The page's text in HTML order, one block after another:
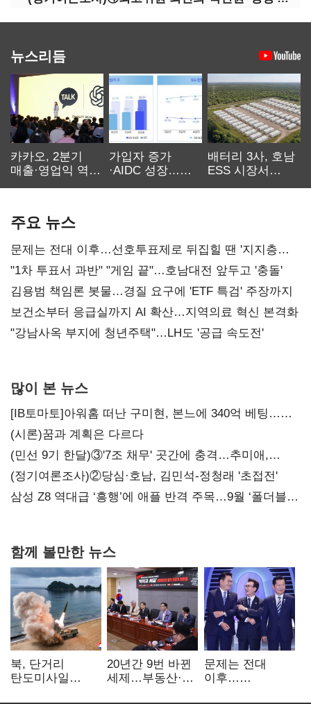
뉴스리듬
카카오, 2분기
매출·영업익 역대
가입자 증가
·AIDC 성장…
배터리 3사, 호남
ESS 시장서
주요 뉴스
문제는 전대 이후…선호투표제로 뒤집힐 땐 '지지층
불복'
"1차 투표서 과반" "게임 끝"…호남대전 앞두고 '충돌'
김용범 책임론 봇물…경질 요구에 'ETF 특검' 주장까지
보건소부터 응급실까지 AI 확산…지역의료 혁신 본격화
"강남사옥 부지에 청년주택"…LH도 '공급 속도전'
많이 본 뉴스
[IB토마토]아워홈 떠난 구미현, 본느에 340억 베팅…
가족 지배체제 구축
(시론)꿈과 계획은 다르다
(민선 9기 한달)③'7조 채무' 곳간에 충격…추미애,
20년만에 '비상재정' 선언 승부수
(정기여론조사)②당심·호남, 김민석-정청래 '초접전'
삼성 Z8 역대급 ‘흥행’에 애플 반격 주목…9월 ‘폴더블
함께 볼만한 뉴스
북, 단거리
탄도미사일
20년간 9번 바뀐
세제…부동산·
문제는 전대
이후…